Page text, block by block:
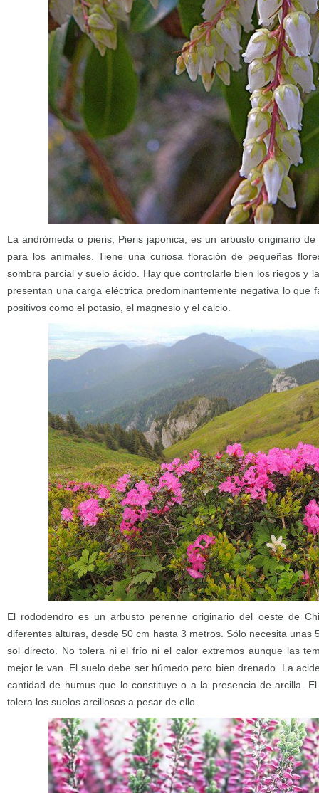
La andrómeda o pieris, Pieris japonica, es un arbusto originario
para los animales. Tiene una curiosa floración de pequeñas
sombra parcial y suelo ácido. Hay que controlarle bien los riegos y
presentan una carga eléctrica predominantemente negativa lo que
positivos como el potasio, el magnesio y el calcio.
El rododendro es un arbusto perenne originario del oeste de
diferentes alturas, desde 50 cm hasta 3 metros. Sólo necesita unas
sol directo. No tolera ni el frío ni el calor extremos aunque las
mejor le van. El suelo debe ser húmedo pero bien drenado. La
cantidad de humus que lo constituye o a la presencia de arcilla.
tolera los suelos arcillosos a pesar de ello.